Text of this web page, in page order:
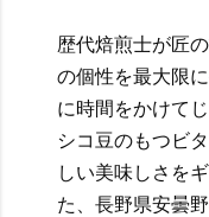
歴代焙煎士が匠
の個性を最大限
に時間をかけて
シコ豆のもつビ
しい美味しさを
た、長野県安曇